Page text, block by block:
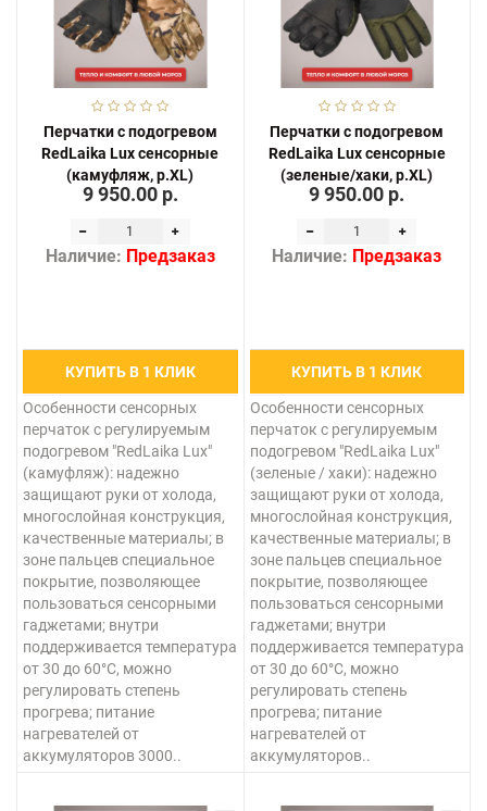
Перчатки с подогревом
RedLaika Lux сенсорные
(камуфляж, р.XL)
9 950.00 р.
Наличие: Предзаказ
КУПИТЬ В 1 КЛИК
Особенности сенсорных
перчаток с регулируемым
подогревом "RedLaika Lux"
(камуфляж): надежно
защищают руки от холода,
многослойная конструкция,
качественные материалы; в
зоне пальцев специальное
покрытие, позволяющее
пользоваться сенсорными
гаджетами; внутри
поддерживается температура
от 30 до 60°С, можно
регулировать степень
прогрева; питание
нагревателей от
аккумуляторов 3000..
Перчатки с подогревом
RedLaika Lux сенсорные
(зеленые/хаки, р.XL)
9 950.00 р.
Наличие: Предзаказ
КУПИТЬ В 1 КЛИК
Особенности сенсорных
перчаток с регулируемым
подогревом "RedLaika Lux"
(зеленые / хаки): надежно
защищают руки от холода,
многослойная конструкция,
качественные материалы; в
зоне пальцев специальное
покрытие, позволяющее
пользоваться сенсорными
гаджетами; внутри
поддерживается температура
от 30 до 60°С, можно
регулировать степень
прогрева; питание
нагревателей от
аккумуляторов..